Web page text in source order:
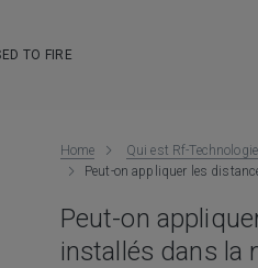
TO FIRE
Home Qui est Rf-
Peut-on appliquer les
Peut-on
installés dans la